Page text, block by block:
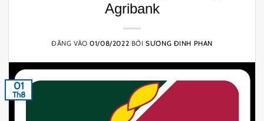
Agribank
ĐĂNG VÀO01/08/2022 BỞISƯƠNG ĐINH PHAN
01
Th8